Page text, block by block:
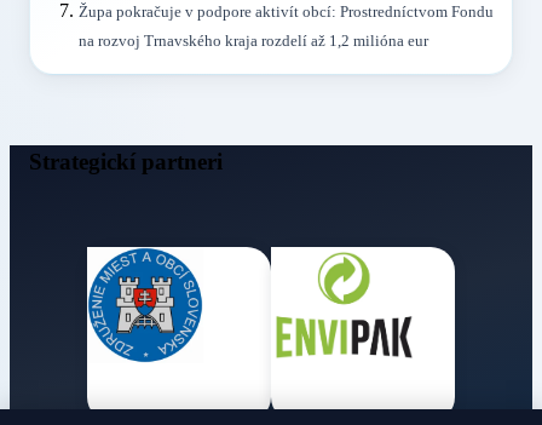
Župa pokračuje v podpore aktivít obcí: Prostredníctvom Fondu
na rozvoj Trnavského kraja rozdelí až 1,2 milióna eur
Strategickí partneri